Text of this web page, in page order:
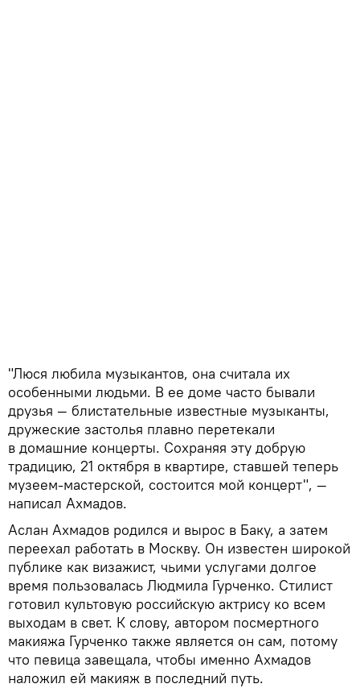
"Люся любила музыкантов, она считала их
особенными людьми. В ее доме часто бывали
друзья — блистательные известные музыканты,
дружеские застолья плавно перетекали
в домашние концерты. Сохраняя эту добрую
традицию, 21 октября в квартире, ставшей теперь
музеем-мастерской, состоится мой концерт", —
написал Ахмадов.
Аслан Ахмадов родился и вырос в Баку, а затем
переехал работать в Москву. Он известен широкой
публике как визажист, чьими услугами долгое
время пользовалась Людмила Гурченко. Стилист
готовил культовую российскую актрису ко всем
выходам в свет. К слову, автором посмертного
макияжа Гурченко также является он сам, потому
что певица завещала, чтобы именно Ахмадов
наложил ей макияж в последний путь.